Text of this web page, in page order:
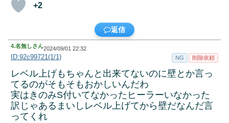
+2
返信
4.名無しさん2024/09/01 22:32
ID:92c99721(1/1) NG 削除依頼
レベル上げもちゃんと出来てないのに壁とか言っ
てるのがそもそもおかしいんだわ
実はきのみS付いてなかったヒーラーいなかった
訳じゃあるまいしレベル上げてから壁だなんだ言
ってくれ